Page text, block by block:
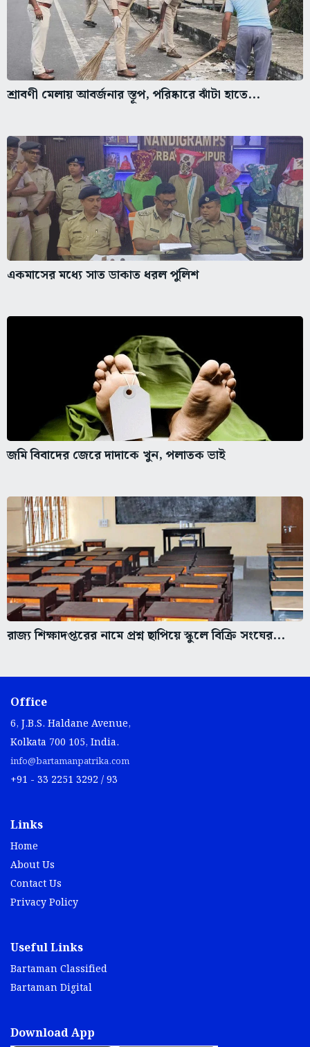
শ্রাবণী মেলায় আবর্জনার স্তূপ, পরিষ্কারে ঝাঁটা হাতে...
একমাসের মধ্যে সাত ডাকাত ধরল পুলিশ
জমি বিবাদের জেরে দাদাকে খুন, পলাতক ভাই
রাজ্য শিক্ষাদপ্তরের নামে প্রশ্ন ছাপিয়ে স্কুলে বিক্রি সংঘের...
Office
6, J.B.S. Haldane Avenue,
Kolkata 700 105, India.
info@bartamanpatrika.com
+91 - 33 2251 3292 / 93
Links
Home
About Us
Contact Us
Privacy Policy
Useful Links
Bartaman Classified
Bartaman Digital
Download App